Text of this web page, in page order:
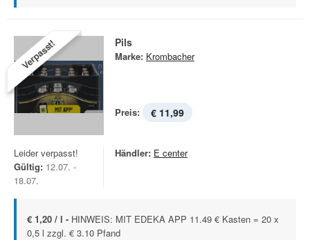
Verpasst! Pils
Marke: Krombacher
Preis: € 11,99
Leider verpasst!
Gültig: 12.07. -
18.07.
Händler: E center
€ 1,20 / l - HINWEIS: MIT EDEKA APP 11.49 € Kasten = 20 x
0,5 l zzgl. € 3.10 Pfand